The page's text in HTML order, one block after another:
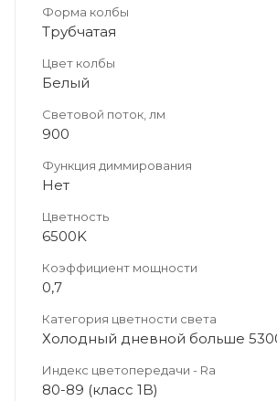
Форма колбы
Трубчатая
Цвет колбы
Белый
Световой поток, лм
900
Функция диммирования
Нет
Цветность
6500K
Коэффициент мощности
0,7
Категория цветности света
Холодный дневной больше
Индекс цветопередачи - Ra
80-89 (класс 1B)